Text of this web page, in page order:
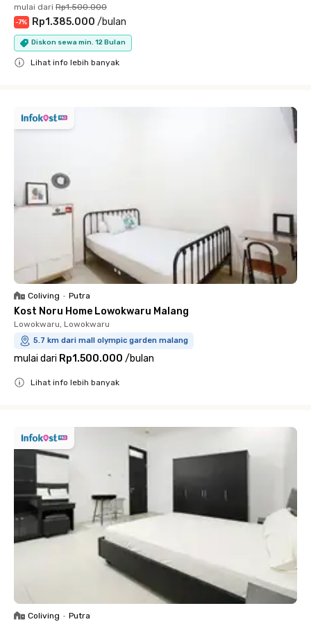
mulai dari Rp1.500.000
-7% Rp1.385.000 /bulan
Diskon sewa min. 12 Bulan
Lihat info lebih banyak
Coliving • Putra
Kost Noru Home Lowokwaru Malang
Lowokwaru, Lowokwaru
5.7 km dari mall olympic garden malang
mulai dari Rp1.500.000 /bulan
Lihat info lebih banyak
Coliving • Putra